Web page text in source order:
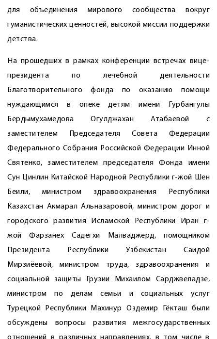
для объединения мирового сообщества вокруг
гуманистических ценностей, высокой миссии поддержки
детства.
На прошедших в рамках конференции встречах вице-
президента по лечебной деятельности
Благотворительного фонда по оказанию помощи
нуждающимся в опеке детям имени Гурбангулы
Бердымухамедова ­Огулджахан Атабаевой с
заместителем Председателя Совета Федерации
Федерального Соб­рания Российской Федерации Инной
Святенко, заместителем председателя Фонда имени
Сун Цинлин Китайской Народной Республики г-жой Шен
Беили, министром здравоохранения Республики
Казахстан Акмарал Альназаровой, министром дорог и
городского развития Исламской Республики Иран г-
жой Фарзанех Садегхи Малваджерд, помощником
Президента Республики Узбекистан Саидой
Мирзиёевой, министром труда, здравоохранения и
социальной защиты Грузии Михаилом Сарджвеладзе,
министром по делам семьи и социальных услуг
Турецкой Республики Махинур Оздемир Гёкташ были
обсуждены вопросы развития межгосударственных